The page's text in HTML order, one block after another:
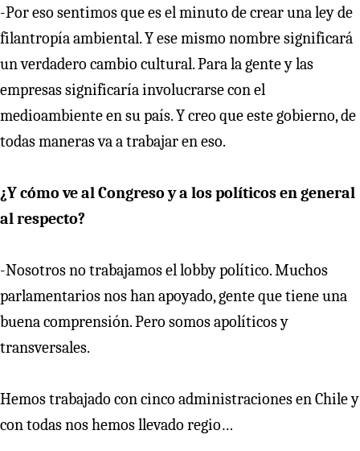
-Por eso sentimos que es el minuto de crear una ley de
filantropía ambiental. Y ese mismo nombre significará
un verdadero cambio cultural. Para la gente y las
empresas significaría involucrarse con el
medioambiente en su país. Y creo que este gobierno, de
todas maneras va a trabajar en eso.
¿Y cómo ve al Congreso y a los políticos en general
al respecto?
-Nosotros no trabajamos el lobby político. Muchos
parlamentarios nos han apoyado, gente que tiene una
buena comprensión. Pero somos apolíticos y
transversales.
Hemos trabajado con cinco administraciones en Chile y
con todas nos hemos llevado regio…